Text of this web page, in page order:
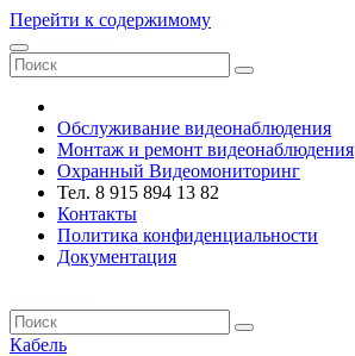
Перейти к содержимому
Обслуживание видеонаблюдения
Монтаж и ремонт видеонаблюдения
Охранный Видеомониторинг
Тел. 8 915 894 13 82
Контакты
Политика конфиденциальности
Документация
Кабель